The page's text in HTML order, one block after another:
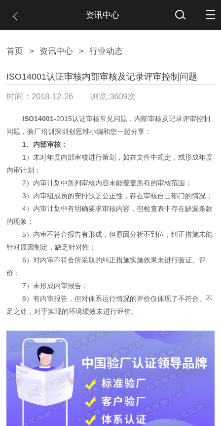
资讯中心
首页 > 资讯中心 > 行业动态
ISO14001认证审核内部审核及记录评审控制问题
时间：2018-12-26 浏览:3609次
ISO14001-2015认证审核常见问题，内部审核及记录评审控制
问题，验厂培训深圳创思维小编和您一起分享：
1、内部审核：
1）未对年度内部审核进行策划，如在文件中规定，或形成年度
内审计划；
2）内审计划中所列审核内容未能覆盖所有的审核范围；
3）内审组成员的安排缺乏公正性，存在审核自己部门的情况；
4）内审计划中有明确要求审核内容，但检查表中存在缺漏条款
的现象；
5）内审不符合报告有形成，但原因分析不到位，纠正措施未能
针对原因制定，缺乏针对性；
6）对内审不符合所采取的纠正措施实施效果未进行验证、评
价；
7）未形成内审报告；
8）有内审报告，但对体系运行情况的评价仅体现了不符合、不
足之处，对于实现的环境绩效未进行评价。